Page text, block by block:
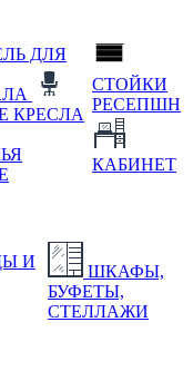
ДЛЯ
КРЕСЛА
СТОЙКИ
РЕСЕПШН
КАБИНЕТ
И
ШКАФЫ,
БУФЕТЫ,
СТЕЛЛАЖИ